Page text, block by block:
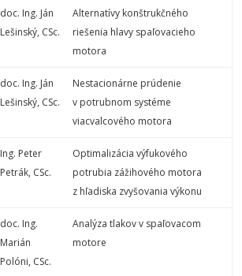
doc. Ing. Ján
Lešinský, CSc.
Alternatívy konštrukčného
riešenia hlavy spaľovacieho
motora
doc. Ing. Ján
Lešinský, CSc.
Nestacionárne prúdenie
v potrubnom systéme
viacvalcového motora
Ing. Peter
Petrák, CSc.
Optimalizácia výfukového
potrubia zážihového motora
z hľadiska zvyšovania výkonu
doc. Ing.
Marián
Polóni, CSc.
Analýza tlakov v spaľovacom
motore